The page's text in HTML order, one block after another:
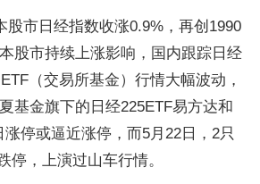
股市日经指数收涨0.9%，再创1990
股市持续上涨影响，国内跟踪日经
（交易所基金）行情大幅波动，
基金旗下的日经225ETF易方达和
涨停或逼近涨停，而5月22日，2只
停，上演过山车行情。